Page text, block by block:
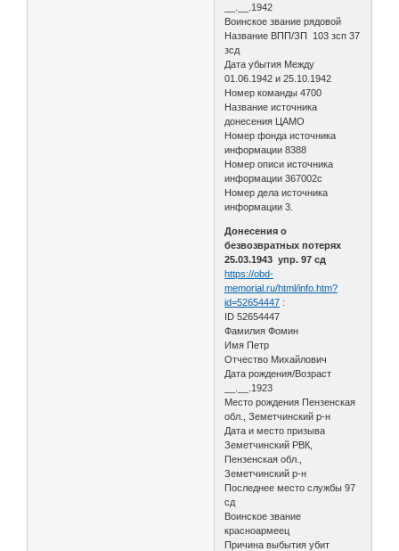
__.__.1942
Воинское звание рядовой
Название ВПП/ЗП 103 зсп 37
зсд
Дата убытия Между
01.06.1942 и 25.10.1942
Номер команды 4700
Название источника
донесения ЦАМО
Номер фонда источника
информации 8388
Номер описи источника
информации 367002с
Номер дела источника
информации 3.
Донесения о
безвозвратных потерях
25.03.1943 упр. 97 сд
https://obd-
memorial.ru/html/info.htm?
id=52654447 :
ID 52654447
Фамилия Фомин
Имя Петр
Отчество Михайлович
Дата рождения/Возраст
__.__.1923
Место рождения Пензенская
обл., Земетчинский р-н
Дата и место призыва
Земетчинский РВК,
Пензенская обл.,
Земетчинский р-н
Последнее место службы 97
сд
Воинское звание
красноармеец
Причина выбытия убит